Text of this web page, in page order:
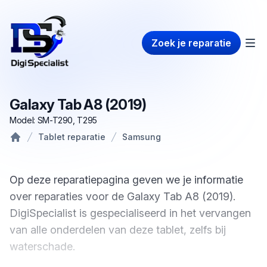
Zoek je reparatie
Galaxy Tab A8 (2019)
Model: SM-T290, T295
Tablet reparatie Samsung
Op deze reparatiepagina geven we je informatie
over reparaties voor de Galaxy Tab A8 (2019).
DigiSpecialist is gespecialiseerd in het vervangen
van alle onderdelen van deze tablet, zelfs bij
waterschade.